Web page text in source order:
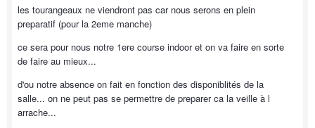
les tourangeaux ne viendront pas car nous serons en plein
preparatif (pour la 2eme manche)
ce sera pour nous notre 1ere course indoor et on va faire en sorte
de faire au mieux...
d'ou notre absence on fait en fonction des disponiblités de la
salle... on ne peut pas se permettre de preparer ca la veille à l
arrache...